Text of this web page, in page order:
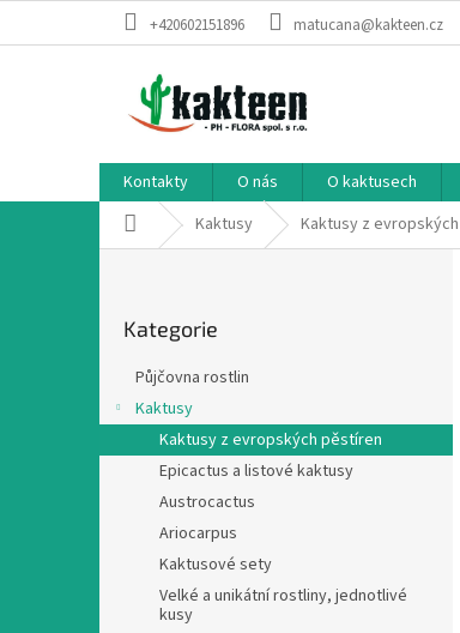
+420602151896 matucana@kakteen.cz
Kontakty O nás O kaktusech
Domů Kaktusy Kaktusy z
n
kategorie
Kategorie
Půjčovna rostlin
Kaktusy
Kaktusy z evropských pěstíren
Epicactus a listové kaktusy
Austrocactus
Ariocarpus
Kaktusové sety
Velké a unikátní rostliny, jednotlivé
kusy